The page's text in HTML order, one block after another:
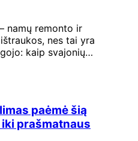
namų remonto ir
nes tai yra
kaip svajonių…
paėmė šią
prašmatnaus